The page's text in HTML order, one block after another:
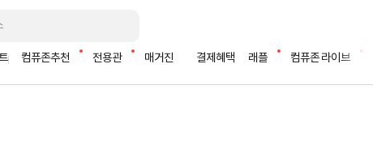
컴퓨존추천 전용관 매거진 결제혜택 래플 컴퓨존 라이브